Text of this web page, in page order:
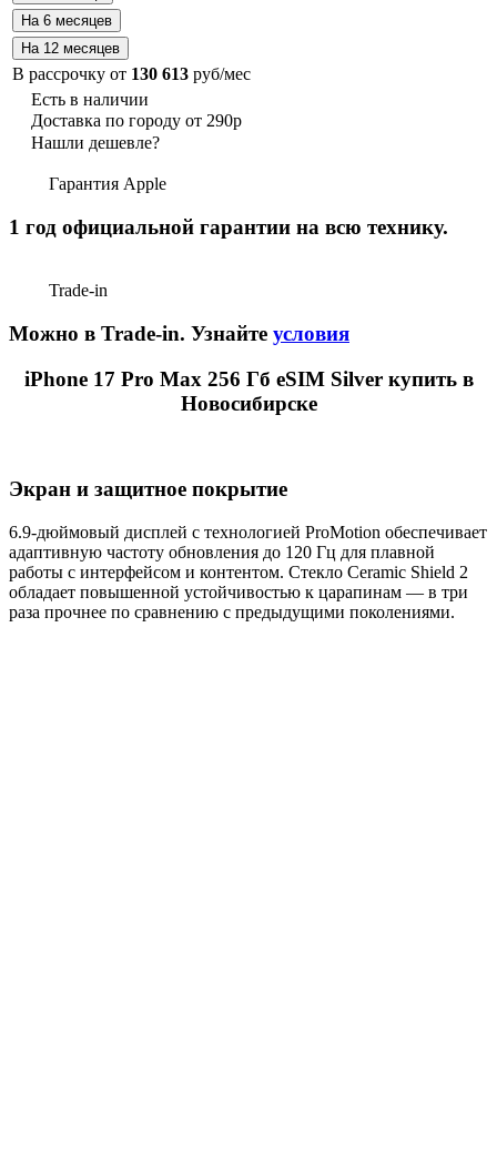
В рассрочку от 130 613 руб/мес
Есть в наличии
Доставка по городу от 290р
Нашли дешевле?
Гарантия Apple
1 год официальной гарантии на всю технику.
Trade-in
Можно в Trade-in. Узнайте условия
iPhone 17 Pro Max 256 Гб eSIM Silver купить в
Новосибирске
Экран и защитное покрытие
6.9-дюймовый дисплей с технологией ProMotion обеспечивает
адаптивную частоту обновления до 120 Гц для плавной
работы с интерфейсом и контентом. Стекло Ceramic Shield 2
обладает повышенной устойчивостью к царапинам — в три
раза прочнее по сравнению с предыдущими поколениями.